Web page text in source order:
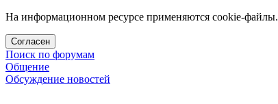
На информационном ресурсе применяются cookie-файлы.
Согласен
Поиск по форумам
Общение
Обсуждение новостей